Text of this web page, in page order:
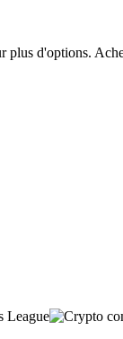
d'options.